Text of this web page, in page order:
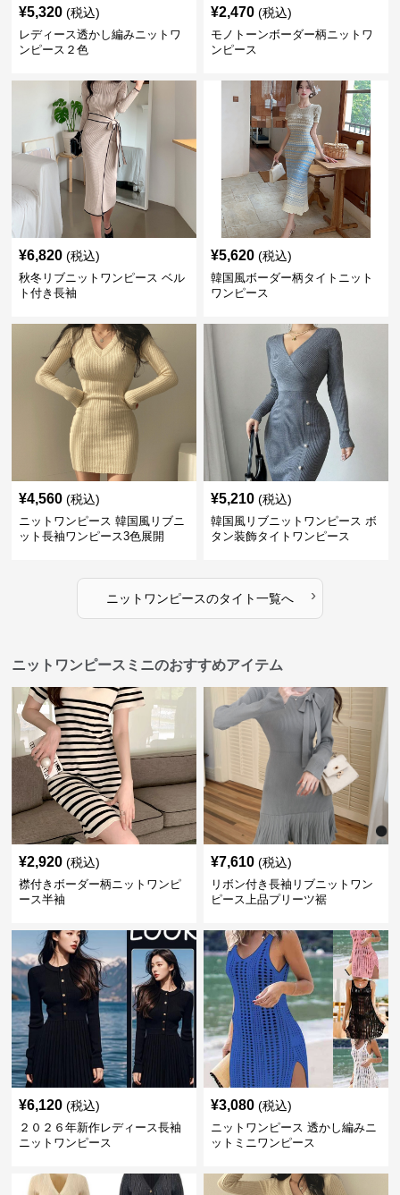
¥5,320 (税込)
レディース透かし編みニットワ
ンピース２色
¥2,470 (税込)
モノトーンボーダー柄ニットワ
ンピース
¥6,820 (税込)
秋冬リブニットワンピース ベル
ト付き長袖
¥5,620 (税込)
韓国風ボーダー柄タイトニット
ワンピース
¥4,560 (税込)
ニットワンピース 韓国風リブニ
ット長袖ワンピース3色展開
¥5,210 (税込)
韓国風リブニットワンピース ボ
タン装飾タイトワンピース
ニットワンピースのタイト一覧へ ›
ニットワンピースミニのおすすめアイテム
¥2,920 (税込)
襟付きボーダー柄ニットワンピ
ース半袖
¥7,610 (税込)
リボン付き長袖リブニットワン
ピース上品プリーツ裾
¥6,120 (税込)
２０２６年新作レディース長袖
ニットワンピース
¥3,080 (税込)
ニットワンピース 透かし編みニ
ットミニワンピース